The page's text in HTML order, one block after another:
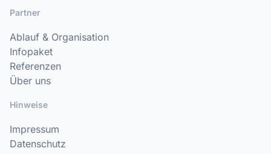
Partner
Ablauf & Organisation
Infopaket
Referenzen
Über uns
Hinweise
Impressum
Datenschutz